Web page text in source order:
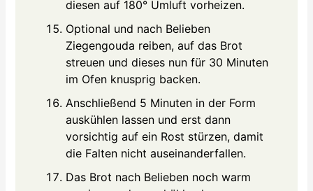
diesen auf 180° Umluft vorheizen.
Optional und nach Belieben
Ziegengouda reiben, auf das Brot
streuen und dieses nun für 30 Minuten
im Ofen knusprig backen.
Anschließend 5 Minuten in der Form
auskühlen lassen und erst dann
vorsichtig auf ein Rost stürzen, damit
die Falten nicht auseinanderfallen.
Das Brot nach Belieben noch warm